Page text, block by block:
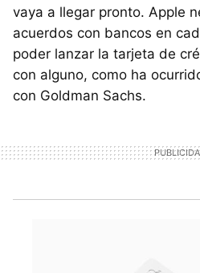
vaya a llegar pronto. Apple
acuerdos con bancos en
poder lanzar la tarjeta de
con alguno, como ha
con Goldman Sachs.